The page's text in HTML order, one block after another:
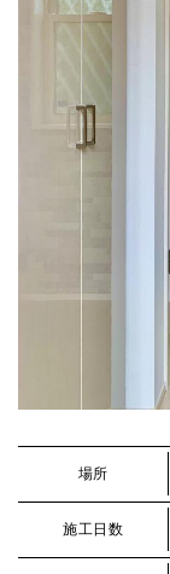
場所
施工日数